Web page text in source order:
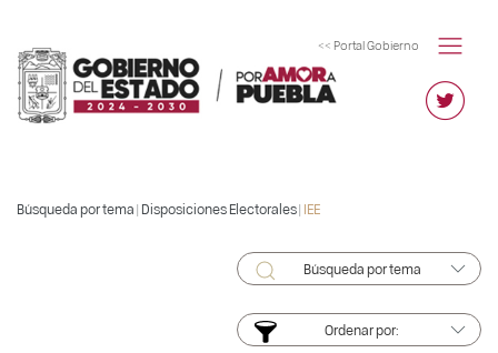
<< Portal Gobierno
Búsqueda por tema | Disposiciones Electorales| IEE
Búsqueda por tema
Ordenar por: